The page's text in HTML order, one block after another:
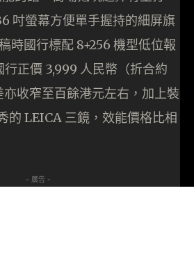
吋螢幕方便單手握持的細屏旗
時國行標配 8+256 機型低位報
正價 3,999 人民幣（折合約
收窄至百餘港元左右，加上裝
的 LEICA 三鏡，效能價格比相
- 廣告 -